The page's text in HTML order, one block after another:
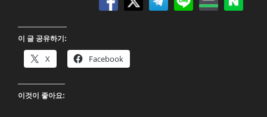
처
3
부
작
(Back
to
이 글 공유하기:
X Facebook
이것이 좋아요: